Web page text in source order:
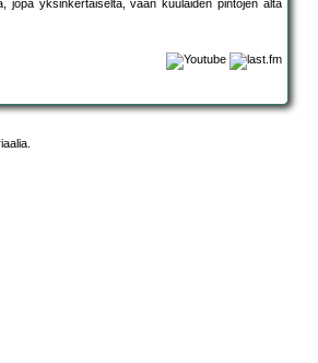
jopa yksinkertaiselta, vaan kuulaiden pintojen alta